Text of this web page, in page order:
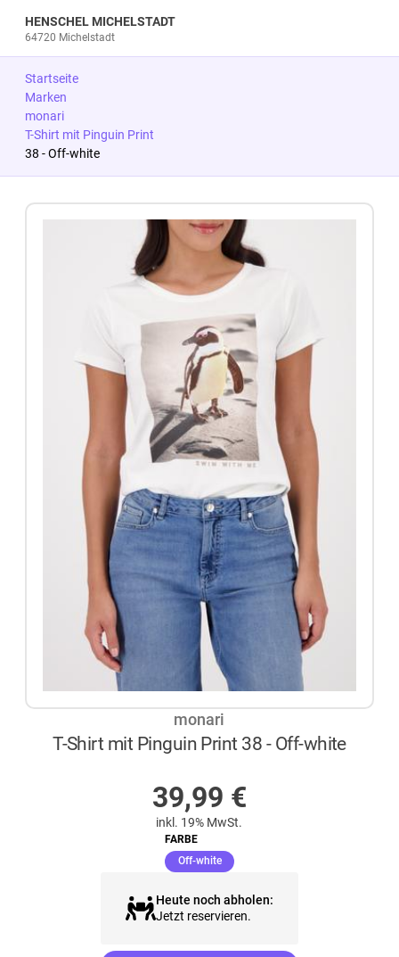
HENSCHEL MICHELSTADT
64720 Michelstadt
Startseite
Marken
monari
T-Shirt mit Pinguin Print
38 - Off-white
Zur Produktbeschreibung springen
monari
T-Shirt mit Pinguin Print 38 - Off-white
39,99 €
inkl. 19% MwSt.
FARBE
Off-white(ausgewählt)
Heute noch abholen:
Jetzt reservieren.